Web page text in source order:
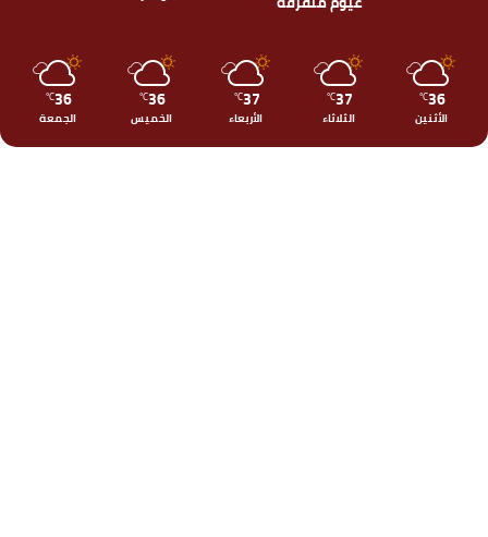
36
℃
الأثنين
37
℃
الثلاثاء
37
℃
الأربعاء
36
℃
الخميس
36
℃
الجمعة